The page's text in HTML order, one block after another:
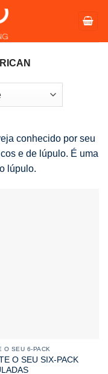
conhecido por seu
e de lúpulo. É uma
lúpulo.
O SEU 6-PACK
O SEU SIX-PACK